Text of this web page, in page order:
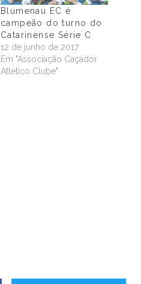
Blumenau EC é
campeão do turno do
Catarinense Série C
12 de junho de 2017
Em "Associação Caçador
Atlético Clube"